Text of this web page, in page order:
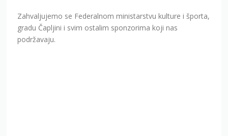
Zahvaljujemo se Federalnom ministarstvu kulture i športa,
gradu Čapljini i svim ostalim sponzorima koji nas
podržavaju.